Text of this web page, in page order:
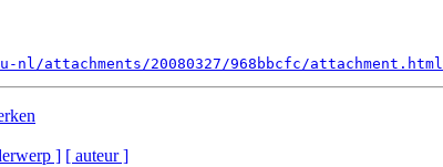
attachments/20080327/968bbcfc/attachment.html
] [ auteur ]